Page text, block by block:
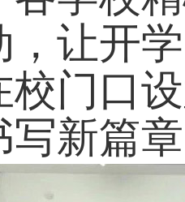
，让开
校门口
写新篇